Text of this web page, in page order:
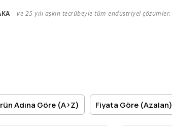
ve 25 yılı aşkın tecrübeyle tüm endüstriyel çözümler.
Fiyata Göre (Azalan)
Adına Göre (A>Z)